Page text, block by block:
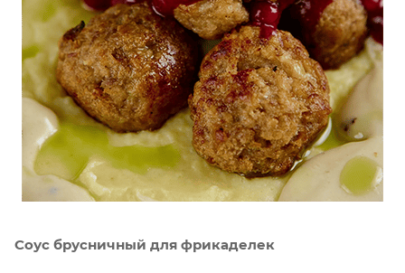
Соус брусничный для фрикаделек